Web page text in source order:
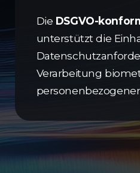
Die DSGVO-
unterstützt die
Verarbeitung